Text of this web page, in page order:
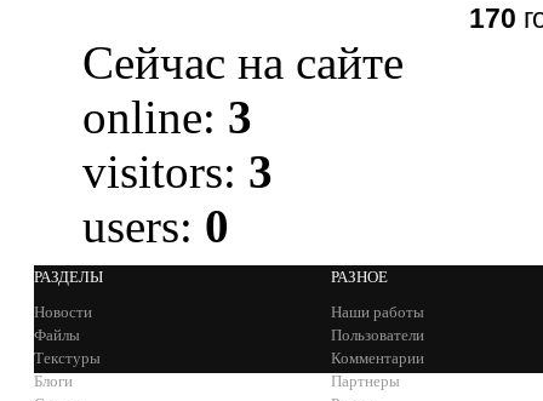
170
Сейчас на сайте
online: 3
visitors: 3
users: 0
РАЗДЕЛЫ
Новости
Файлы
Текстуры
Блоги
РАЗНОЕ
Наши работы
Пользователи
Комментарии
Партнеры